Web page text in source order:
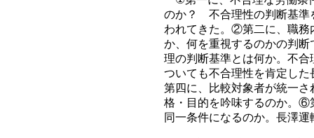
のか？ 不合理性の判断基準
われてきた。②第二に、職務
か、何を重視するのかの判
理の判断基準とは何か。不
ついても不合理性を肯定し
第四に、比較対象者が統一
格・目的を吟味するのか。⑥
同一条件になるのか。長澤